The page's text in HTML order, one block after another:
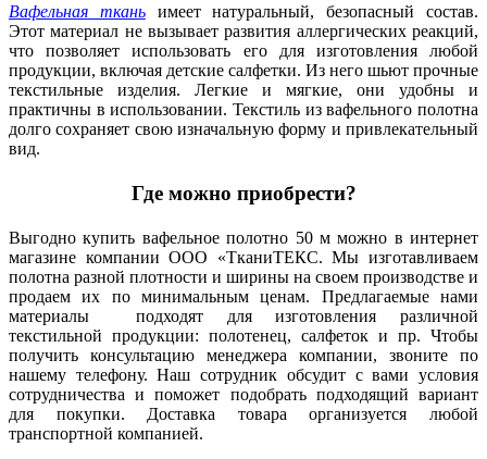
Вафельная тканьимеет натуральный, безопасный состав.
Этот материал не вызывает развития аллергических реакций,
что позволяет использовать его для изготовления любой
продукции, включая детские салфетки. Из него шьют прочные
текстильные изделия. Легкие и мягкие, они удобны и
практичны в использовании. Текстиль из вафельного полотна
долго сохраняет свою изначальную форму и привлекательный
вид.
Где можно приобрести?
Выгодно купить вафельное полотно 50 м можно в интернет
магазине компании ООО «ТканиТЕКС. Мы изготавливаем
полотна разной плотности и ширины на своем производстве и
продаем их по минимальным ценам. Предлагаемые нами
материалы подходят для изготовления различной
текстильной продукции: полотенец, салфеток и пр. Чтобы
получить консультацию менеджера компании, звоните по
нашему телефону. Наш сотрудник обсудит с вами условия
сотрудничества и поможет подобрать подходящий вариант
для покупки. Доставка товара организуется любой
транспортной компанией.